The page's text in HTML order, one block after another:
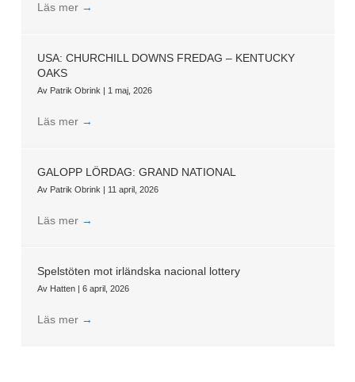
Läs mer →
USA: CHURCHILL DOWNS FREDAG – KENTUCKY
OAKS
Av Patrik Obrink | 1 maj, 2026
Läs mer →
GALOPP LÖRDAG: GRAND NATIONAL
Av Patrik Obrink | 11 april, 2026
Läs mer →
Spelstöten mot irländska nacional lottery
Av Hatten | 6 april, 2026
Läs mer →